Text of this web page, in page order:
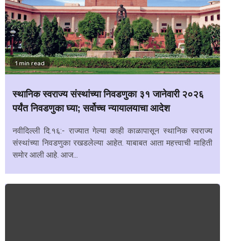
1 min read
स्थानिक स्वराज्य संस्थांच्या निवडणुका ३१ जानेवारी २०२६
पर्यंत निवडणुका घ्या; सर्वोच्च न्यायालयाचा आदेश
नवीदिल्ली दि.१६:- राज्यात गेल्या काही काळापासून स्थानिक स्वराज्य
संस्थांच्या निवडणुका रखडलेल्या आहेत. याबाबत आता महत्त्वाची माहिती
समोर आली आहे. आज...